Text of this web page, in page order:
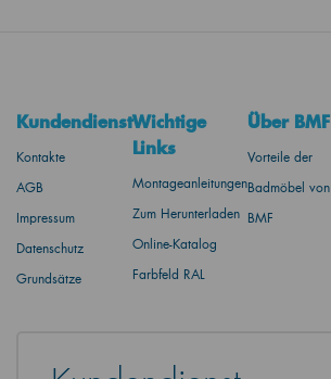
Kundendienst
Kontakte
AGB
Impressum
Datenschutz
Grundsätze
Wichtige
Links
Montageanleitungen
Zum Herunterladen
Online-Katalog
Farbfeld RAL
Über BMF
Vorteile der
Badmöbel von
BMF